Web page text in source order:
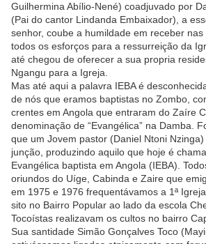
Guilhermina Abílio-Nené) coadjuvado por
(Pai do cantor Lindanda Embaixador), a
senhor, coube a humildade em receber
todos os esforços para a ressurreição da
até chegou de oferecer a sua propria
Ngangu para a Igreja.
Mas até aqui a palavra IEBA é
de nós que eramos baptistas no Zombo,
crentes em Angola que entraram do Zaíre
denominação de “Evangélica” na Damba.
que um Jovem pastor (Daniel Ntoni Nzinga)
junção, produzindo aquilo que hoje é
Evangélica baptista em Angola (IEBA).
oriundos do Uíge, Cabinda e Zaire que
em 1975 e 1976 frequentávamos a 1ª
sito no Bairro Popular ao lado da escola
Tocoístas realizavam os cultos no bairro
Sua santidade Simão Gonçalves Toco